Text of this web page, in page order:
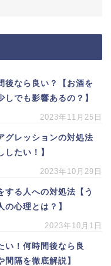
後なら良い？【お酒を
でも影響あるの？】
2023年11月25日
グレッションの対処法
したい！】
2023年10月29日
する人への対処法【う
心理とは？】
2023年10月1日
い！何時間後なら良
隔を徹底解説】